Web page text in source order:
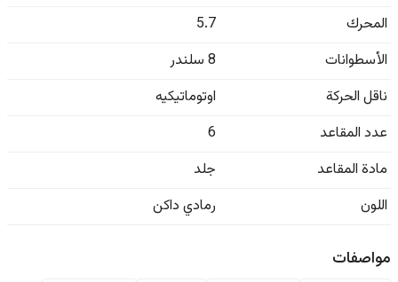
المحرك
5.7
الأسطوانات
8 سلندر
ناقل الحركة
اوتوماتيكيه
عدد المقاعد
6
مادة المقاعد
جلد
اللون
رمادي داكن
مواصفات